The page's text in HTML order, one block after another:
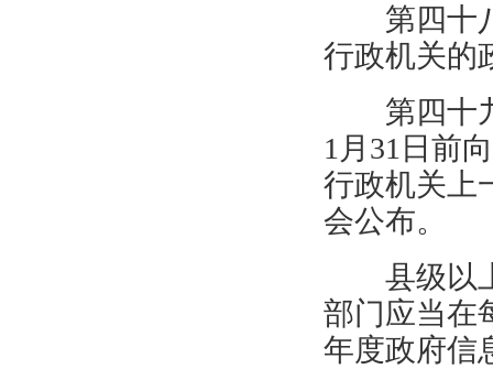
第四十
行政机关的
第四十
1 月 31 日前
行政机关上
会公布。
县级以
部门应当在
年度政府信